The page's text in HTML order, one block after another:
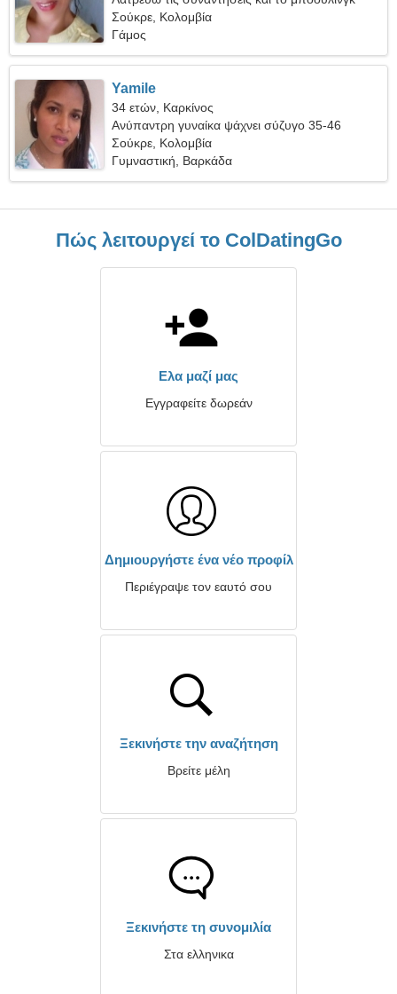
Σούκρε, Κολομβία
Γάμος
Yamile
34 ετών, Καρκίνος
Ανύπαντρη γυναίκα ψάχνει σύζυγο 35-46
Σούκρε, Κολομβία
Γυμναστική, Βαρκάδα
Πώς λειτουργεί το ColDatingGo
Ελα μαζί μας
Εγγραφείτε δωρεάν
Δημιουργήστε ένα νέο προφίλ
Περιέγραψε τον εαυτό σου
Ξεκινήστε την αναζήτηση
Βρείτε μέλη
Ξεκινήστε τη συνομιλία
Στα ελληνικα